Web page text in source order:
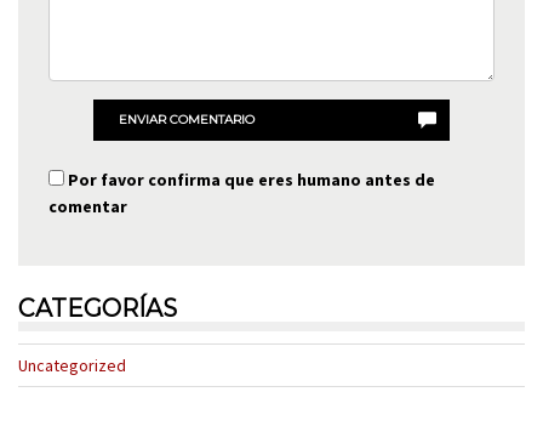
ENVIAR COMENTARIO
Por favor confirma que eres humano antes de
comentar
CATEGORÍAS
Uncategorized